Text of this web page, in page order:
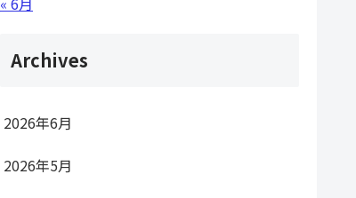
Archives
2026年6月
2026年5月